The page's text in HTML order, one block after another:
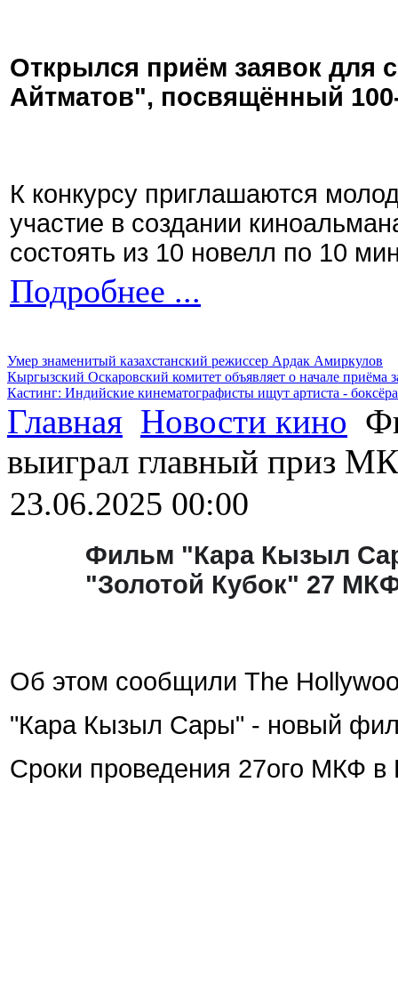
Открылся приём заявок для
Айтматов", посвящённый
К конкурсу приглашаются
участие в создании
состоять из 10 новелл по 10
Подробнее ...
Умер знаменитый казахстанский режиссер Ардак Амиркулов
Кыргызский Оскаровский комитет объявляет о начале приёма
Кастинг: Индийские кинематографисты ищут артиста -
Главная Новости кино
выиграл главный приз
23.06.2025 00:00
Фильм "Кара Кызыл
"Золотой Кубок" 27
Об этом сообщили The
"Кара Кызыл Сары" - новый
Сроки проведения 27ого МКФ